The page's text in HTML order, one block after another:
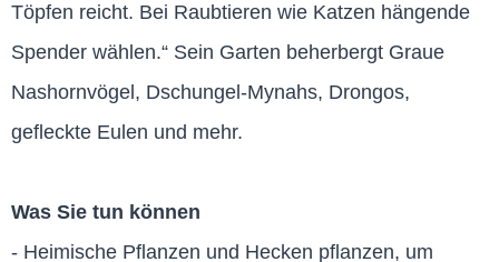
Töpfen reicht. Bei Raubtieren wie Katzen hängende
Spender wählen.“ Sein Garten beherbergt Graue
Nashornvögel, Dschungel-Mynahs, Drongos,
gefleckte Eulen und mehr.
Was Sie tun können
- Heimische Pflanzen und Hecken pflanzen, um